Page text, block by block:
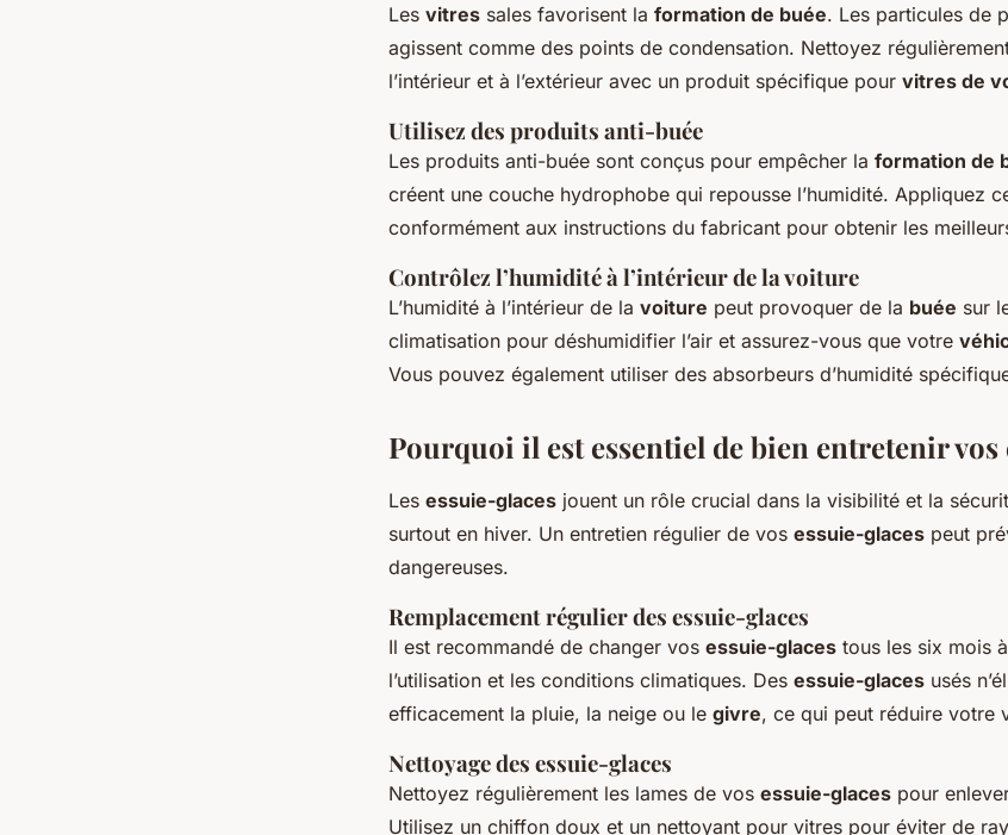
Les vitres sales favorisent la formation de buée. Les particules de
agissent comme des points de condensation. Nettoyez
l’intérieur et à l’extérieur avec un produit spécifique pour vitres de
Utilisez des produits anti-buée
Les produits anti-buée sont conçus pour empêcher la formation de
créent une couche hydrophobe qui repousse l’humidité. Appliquez
conformément aux instructions du fabricant pour obtenir les
Contrôlez l’humidité à l’intérieur de la voiture
L’humidité à l’intérieur de la voiture peut provoquer de la buée sur
climatisation pour déshumidifier l’air et assurez-vous que votre
Vous pouvez également utiliser des absorbeurs d’humidité
Pourquoi il est essentiel de bien entretenir vos
Les essuie-glaces jouent un rôle crucial dans la visibilité et la
surtout en hiver. Un entretien régulier de vos essuie-glaces peut
dangereuses.
Remplacement régulier des essuie-glaces
Il est recommandé de changer vos essuie-glaces tous les six mois
l’utilisation et les conditions climatiques. Des essuie-glaces usés
efficacement la pluie, la neige ou le givre, ce qui peut réduire votre
Nettoyage des essuie-glaces
Nettoyez régulièrement les lames de vos essuie-glaces pour
Utilisez un chiffon doux et un nettoyant pour vitres pour éviter de